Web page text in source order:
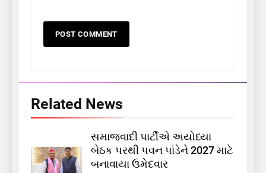
Related News
સમાજવાદી પાર્ટીએ અયોધ્યા
બેઠક પરથી પવન પાંડેને 2027 માટે
બનાવાયા ઉમેદવાર
કોડીનારના છારા દરિયાકાંઠે પાંચ
કિશોરો ડૂબ્યા, 3નો બચાવ, 2